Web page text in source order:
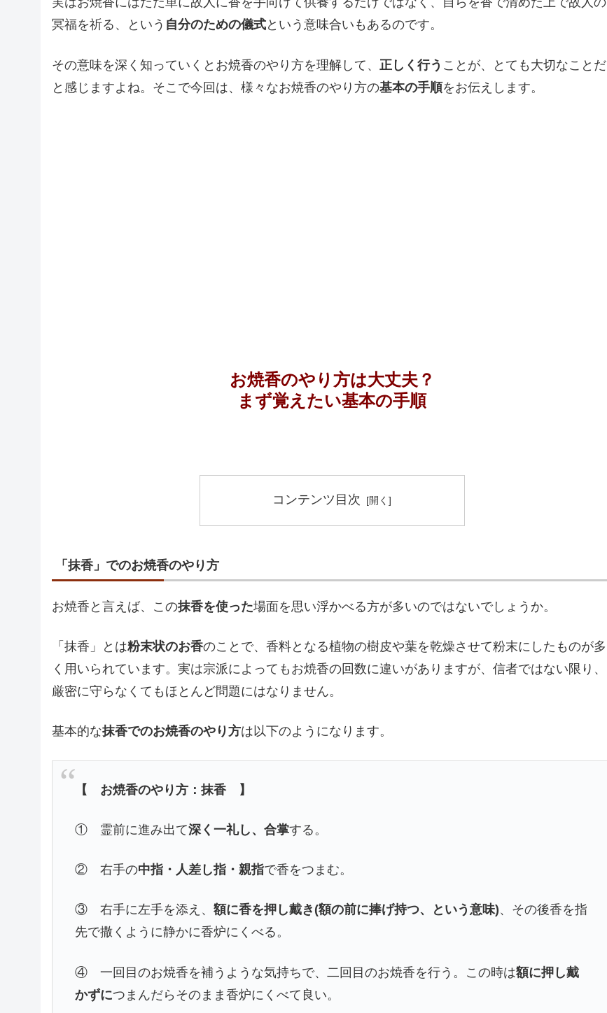
冥福を祈る、という 自分のための儀式という意味合いもあるのです。
その意味を深く知っていくとお焼香のやり方を理解して、 正しく行う ことが、とても大切なことだ
と感じますよね。そこで今回は、様々なお焼香のやり方の基本の手順をお伝えします。
お焼香のやり方は大丈夫？
まず覚えたい基本の手順
コンテンツ目次
「抹香」でのお焼香のやり方
お焼香と言えば、この抹香を使った場面を思い浮かべる方が多いのではないでしょうか。
「抹香」とは粉末状のお香のことで、香料となる植物の樹皮や葉を乾燥させて粉末にしたものが多
く用いられています。実は宗派によってもお焼香の回数に違いがありますが、信者ではない限り、
厳密に守らなくてもほとんど問題にはなりません。
基本的な抹香でのお焼香のやり方は以下のようになります。
【 お焼香のやり方：抹香 】
① 霊前に進み出て深く一礼し、合掌する。
② 右手の中指・人差し指・親指で香をつまむ。
③ 右手に左手を添え、額に香を押し戴き(額の前に捧げ持つ、という意味)、その後香を指
先で撒くように静かに香炉にくべる。
④ 一回目のお焼香を補うような気持ちで、二回目のお焼香を行う。この時は額に押し戴
かずにつまんだらそのまま香炉にくべて良い。